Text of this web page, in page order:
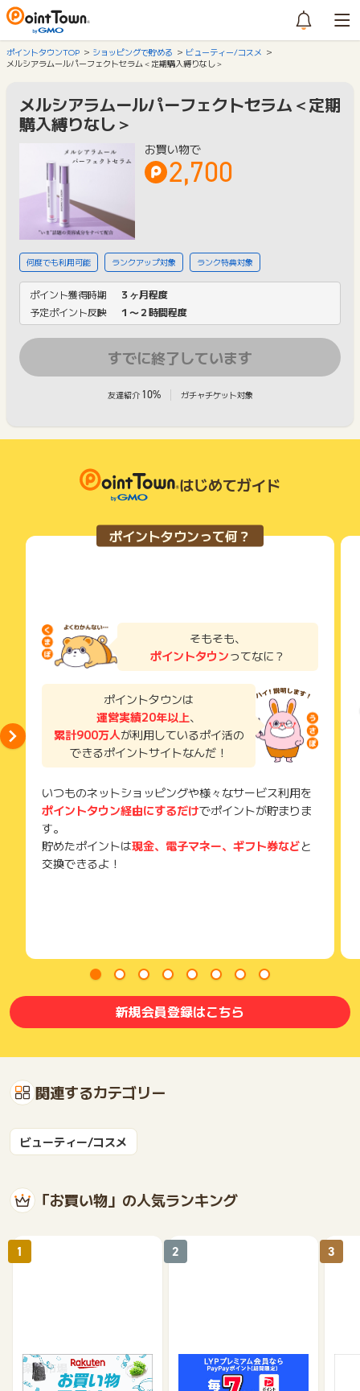
ポイントタウンTOP ショッピングで貯める
ビューティー/コスメ
メルシアラムールパーフェクトセラム＜定期購入縛りなし＞
メルシアラムールパーフェクトセラム＜定期
購入縛りなし＞
お買い物で
2,700
何度でも利用可能 ランクアップ対象 ランク特典対象
ポイント獲得時期
３ヶ月程度
予定ポイント反映
１〜２時間程度
すでに終了しています
友達紹介 10% ガチャチケット対象
はじめてガイド
ポイントタウンって何？
そもそも、
ポイントタウンってなに？
ポイントタウンは
運営実績20年以上、
累計900万人が利用しているポイ活の
できるポイントサイトなんだ！
いつものネットショッピングや様々なサービス利用を
ポイントタウン経由にするだけでポイントが貯まりま
す。
貯めたポイントは現金、電子マネー、ギフト券などと
交換できるよ！
新規会員登録はこちら
関連するカテゴリー
ビューティー/コスメ
「お買い物」の人気ランキング
楽天市場
1
Yahoo!ショッピング
2 3